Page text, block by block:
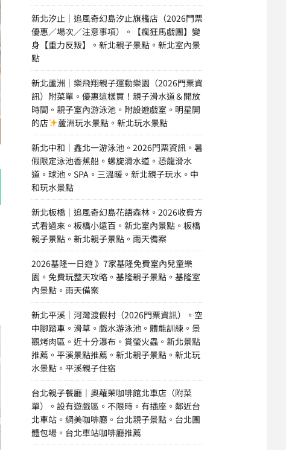
新北汐止｜追風奇幻島汐止旗艦店（2026門票
優惠／場次／注意事項）。【瘋狂馬戲團】變
身【重力反叛】。新北親子景點。新北室內景
點
新北蘆洲｜樂飛翔親子運動樂園（2026門票資
訊）附菜單。優惠這樣買！親子滑水道＆開放
時間。親子室內游泳池。附設遊戲室。明星開
的店
蘆洲玩水景點。新北玩水景點
新北中和｜鑫北一游泳池。2026門票資訊。暑
假限定泳池香蕉船。螺旋滑水道。恐龍滑水
道。球池。SPA。三溫暖。新北親子玩水。中
和玩水景點
新北板橋｜追風奇幻島花語森林。2026收費方
式看過來。板橋小遠百。新北室內景點。板橋
親子景點。新北親子景點。雨天備案
2026基隆一日遊 》7家基隆免費室內兒童樂
園。免費玩整天攻略。基隆親子景點。基隆室
內景點。雨天備案
新北平溪｜河灣渡假村（2026門票資訊）。空
中腳踏車。滑草。戲水游泳池。體能訓練。景
觀烤肉區。近十分瀑布。賞螢火蟲。新北景點
推薦。平溪景點推薦。新北親子景點。新北玩
水景點。平溪親子住宿
台北親子餐廳｜奧蘿茉咖啡館北車店（附菜
單）。設有遊戲區。不限時。有插座。鄰近台
北車站。網美咖啡廳。台北親子景點。台北團
體包場。台北車站咖啡廳推薦